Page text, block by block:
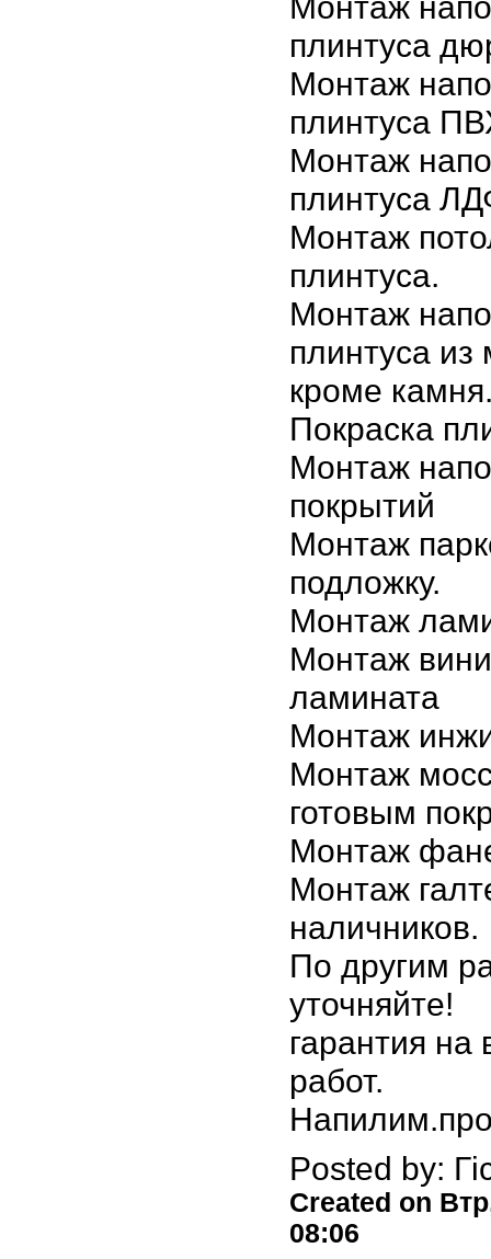
Монтаж
плинтуса
Монтаж
плинтуса
Монтаж
плинтуса
Монтаж
плинтуса.
Монтаж
плинтуса из
кроме
Покраска
Монтаж
покрытий
Монтаж
подложку.
Монтаж
Монтаж
ламината
Монтаж
Монтаж
готовым
Монтаж
Монтаж
наличников.
По другим
уточняйте!
гарантия на
работ.
Posted by:
Created on
08:06